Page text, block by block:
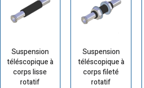
Suspension
téléscopique à
corps lisse
rotatif
Suspension
téléscopique à
corps fileté
rotatif